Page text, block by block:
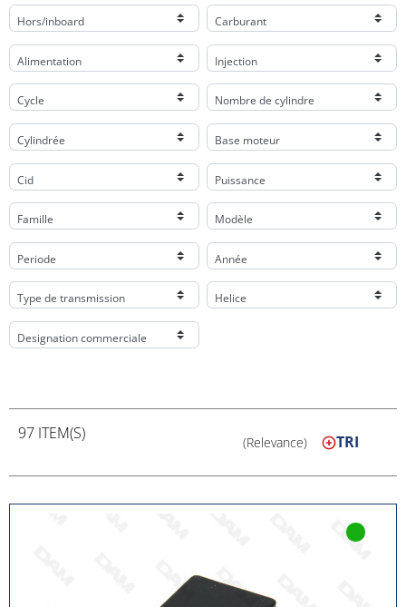
Hors/inboard Carburant
Alimentation Injection
Cycle Nombre de cylindre
Cylindrée Base moteur
Cid Puissance
Famille Modèle
Periode Année
Type de transmission Helice
Designation commerciale
97 ITEM(S) (Relevance) TRI